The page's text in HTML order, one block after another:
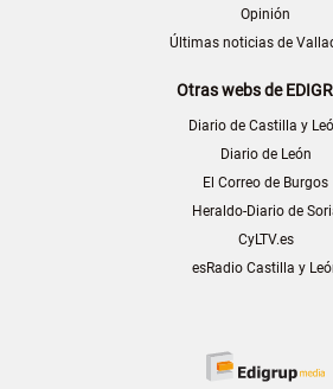
Opinión
Últimas noticias de
Otras webs de
Diario de Castilla y
Diario de León
El Correo de Burgos
Heraldo-Diario de
CyLTV.es
esRadio Castilla y